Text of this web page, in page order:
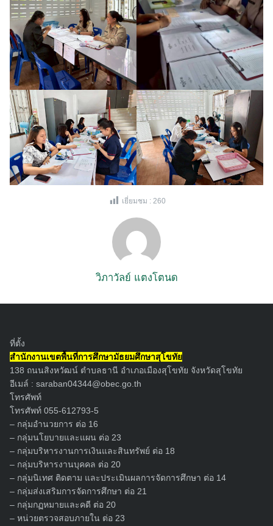
เยี่ยมชม : 260
วิภาวัลย์ แตงโตนด
ที่ตั้ง
สำนักงานเขตพื้นที่การศึกษามัธยมศึกษาสุโขทัย
138 ถนนสิงหวัฒน์ ตำบลธานี อำเภอเมืองสุโขทัย จังหวัดสุโขทัย
อีเมล์ : saraban04344@obec.go.th
โทรศัพท์
โทรศัพท์ 055-612793-5
– กลุ่มอำนวยการ ต่อ 16
– กลุ่มนโยบายและแผน ต่อ 23
– กลุ่มบริหารงานการเงินและสินทรัพย์ ต่อ 18
– กลุ่มบริหารงานบุคคล ต่อ 20
– กลุ่มนิเทศ ติดตาม และประเมินผลการจัดการศึกษา ต่อ 14
– กลุ่มส่งเสริมการจัดการศึกษา ต่อ 21
– กลุ่มกฏหมายและคดี ต่อ 20
– หน่วยตรวจสอบภายใน ต่อ 23